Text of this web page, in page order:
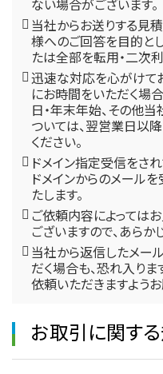
ない場合がございます。
当社からお送りする見
様へのご回答を目的と
たは全部を転用・二次
迅速な対応を心がけて
にお時間をいただく場
日・年末年始、その他
ついては、翌営業日以
ください。
ドメイン指定受信をさ
ドメインからのメール
たします。
ご依頼内容によっては
ございますので、あらか
当社から返信したメー
だく場合も、恐れ入り
依頼いただきますようお
お取引に関す